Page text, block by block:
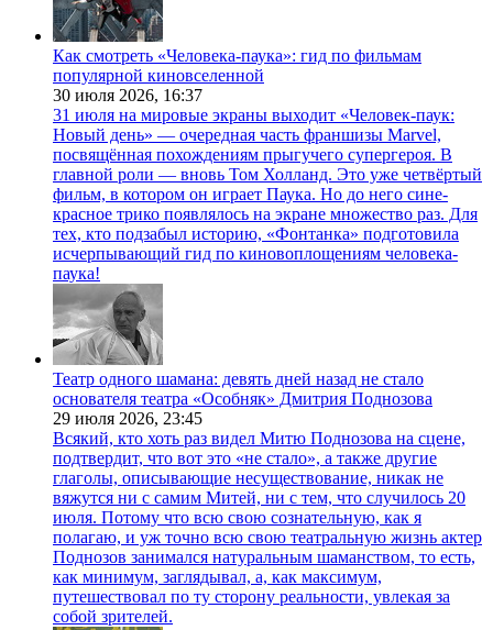
Как смотреть «Человека-паука»: гид по фильмам
популярной киновселенной
30 июля 2026, 16:37
31 июля на мировые экраны выходит «Человек-паук:
Новый день» — очередная часть франшизы Marvel,
посвящённая похождениям прыгучего супергероя. В
главной роли — вновь Том Холланд. Это уже четвёртый
фильм, в котором он играет Паука. Но до него сине-
красное трико появлялось на экране множество раз. Для
тех, кто подзабыл историю, «Фонтанка» подготовила
исчерпывающий гид по киновоплощениям человека-
паука!
Театр одного шамана: девять дней назад не стало
основателя театра «Особняк» Дмитрия Поднозова
29 июля 2026, 23:45
Всякий, кто хоть раз видел Митю Поднозова на сцене,
подтвердит, что вот это «не стало», а также другие
глаголы, описывающие несуществование, никак не
вяжутся ни с самим Митей, ни с тем, что случилось 20
июля. Потому что всю свою сознательную, как я
полагаю, и уж точно всю свою театральную жизнь актер
Поднозов занимался натуральным шаманством, то есть,
как минимум, заглядывал, а, как максимум,
путешествовал по ту сторону реальности, увлекая за
собой зрителей.